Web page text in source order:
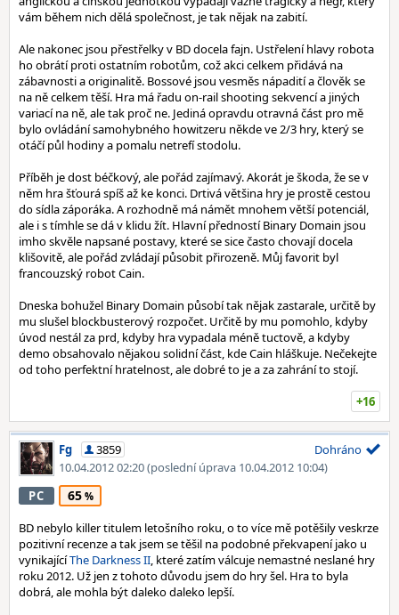
vám během nich dělá společnost, je tak nějak na zabití.
Ale nakonec jsou přestřelky v BD docela fajn. Ustřelení hlavy robota
ho obrátí proti ostatním robotům, což akci celkem přidává na
zábavnosti a originalitě. Bossové jsou vesměs nápadití a člověk se
na ně celkem těší. Hra má řadu on-rail shooting sekvencí a jiných
variací na ně, ale tak proč ne. Jediná opravdu otravná část pro mě
bylo ovládání samohybného howitzeru někde ve 2/3 hry, který se
otáčí půl hodiny a pomalu netrefí stodolu.
Příběh je dost béčkový, ale pořád zajímavý. Akorát je škoda, že se v
něm hra šťourá spíš až ke konci. Drtivá většina hry je prostě cestou
do sídla záporáka. A rozhodně má námět mnohem větší potenciál,
ale i s tímhle se dá v klidu žít. Hlavní předností Binary Domain jsou
imho skvěle napsané postavy, které se sice často chovají docela
klišovitě, ale pořád zvládají působit přirozeně. Můj favorit byl
francouzský robot Cain.
Dneska bohužel Binary Domain působí tak nějak zastarale, určitě by
mu slušel blockbusterový rozpočet. Určitě by mu pomohlo, kdyby
úvod nestál za prd, kdyby hra vypadala méně tuctově, a kdyby
demo obsahovalo nějakou solidní část, kde Cain hláškuje. Nečekejte
od toho perfektní hratelnost, ale dobré to je a za zahrání to stojí.
+16
Fg
3859
10.04.2012 02:20(poslední úprava 10.04.2012 10:04)
Dohráno
PC 65
BD nebylo killer titulem letošního roku, o to více mě potěšily veskrze
pozitivní recenze a tak jsem se těšil na podobné překvapení jako u
vynikajícíThe Darkness II, které zatím válcuje nemastné neslané hry
roku 2012. Už jen z tohoto důvodu jsem do hry šel. Hra to byla
dobrá, ale mohla být daleko daleko lepší.